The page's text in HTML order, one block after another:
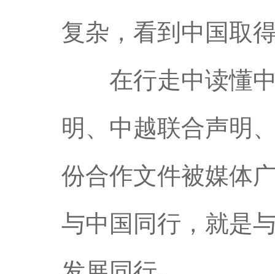
复杂，看到中国取
在行走中读懂中
明、中越联合声明
份合作文件被媒体
与中国同行，就是